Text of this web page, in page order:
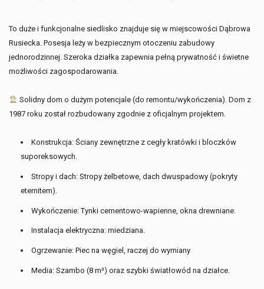
To duże i funkcjonalne siedlisko znajduje się w miejscowości Dąbrowa
Rusiecka. Posesja leży w bezpiecznym otoczeniu zabudowy
jednorodzinnej. Szeroka działka zapewnia pełną prywatność i świetne
możliwości zagospodarowania.
Solidny dom o dużym potencjale (do remontu/wykończenia). Dom z
1987 roku został rozbudowany zgodnie z oficjalnym projektem.
Konstrukcja: Ściany zewnętrzne z cegły kratówki i bloczków
suporeksowych.
Stropy i dach: Stropy żelbetowe, dach dwuspadowy (pokryty
eternitem).
Wykończenie: Tynki cementowo-wapienne, okna drewniane.
Instalacja elektryczna: miedziana.
Ogrzewanie: Piec na węgiel, raczej do wymiany
Media: Szambo (8 m³) oraz szybki światłowód na działce.